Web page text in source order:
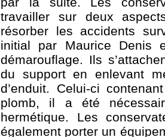
travailler sur deux
résorber les accidents
initial par Maurice Denis
démarouflage. Ils
du support en enlevant
d’enduit. Celui-ci
plomb, il a été
hermétique. Les
également porter un